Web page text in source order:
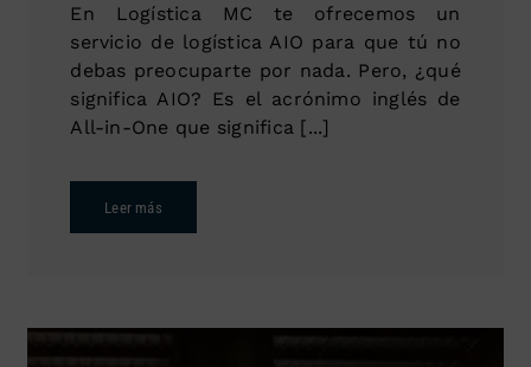
En Logística MC te ofrecemos un
servicio de logística AIO para que tú no
debas preocuparte por nada. Pero, ¿qué
significa AIO? Es el acrónimo inglés de
All-in-One que significa [...]
Leer más